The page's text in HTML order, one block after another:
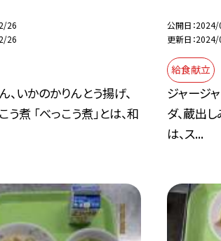
26
26
、いかのかりんとう揚げ、
煮 「べっこう煮」とは、和
公開日
更新日
給食献立
ジャージ
ダ、蔵出
は、ス...